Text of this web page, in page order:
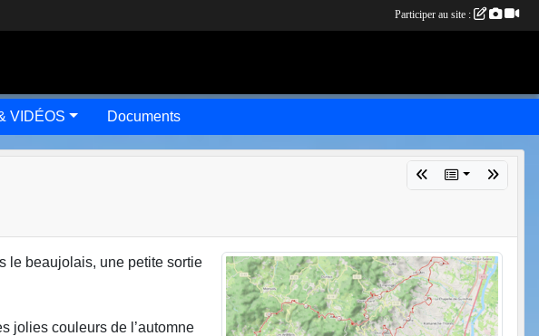
VIDÉOS Documents
le beaujolais, une petite sortie
jolies couleurs de l’automne
Participer au site :